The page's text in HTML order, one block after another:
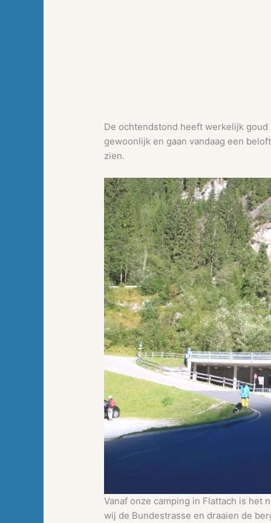
De ochtendstond heeft werkelijk
gewoonlijk en gaan vandaag een
zien.
Vanaf onze camping in Flattach is het
wij de Bundestrasse en draaien de